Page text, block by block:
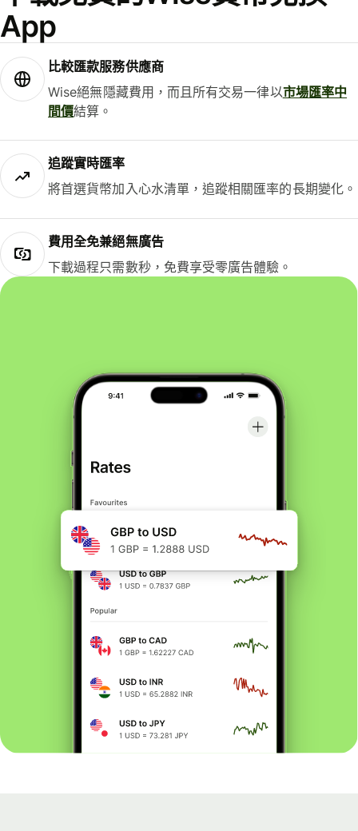
App
比較匯款服務供應商
Wise絕無隱藏費用，而且所有交易一律以市場匯率中
間價結算。
追蹤實時匯率
將首選貨幣加入心水清單，追蹤相關匯率的長期變化。
費用全免兼絕無廣告
下載過程只需數秒，免費享受零廣告體驗。